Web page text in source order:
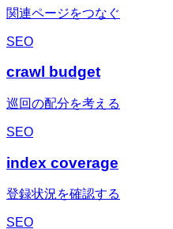
関連ページをつなぐ
SEO
crawl budget
巡回の配分を考える
SEO
index coverage
登録状況を確認する
SEO